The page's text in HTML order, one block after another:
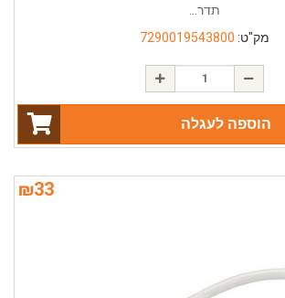
תדר...
מק"ט: 7290019543800
הוספה לעגלה
₪33